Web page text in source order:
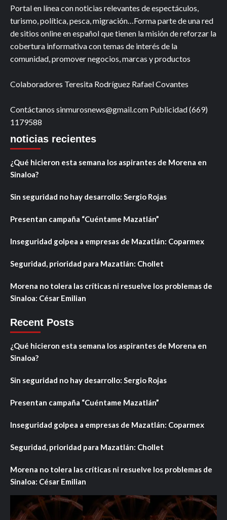
Portal en línea con noticias relevantes de espectáculos,
turismo, política, pesca, migración…Forma parte de una red
de sitios online en español que tienen la misión de reforzar la
cobertura informativa con temas de interés de la
comunidad, promover negocios, marcas y productos
Colaboradores Teresita Rodríguez Rafael Covantes
Contáctanos sinmurosnews@gmail.com Publicidad (669)
1179588
noticias recientes
¿Qué hicieron esta semana los aspirantes de Morena en
Sinaloa?
Sin seguridad no hay desarrollo: Sergio Rojas
Presentan campaña “Cuéntame Mazatlán”
Inseguridad golpea a empresas de Mazatlán: Coparmex
Seguridad, prioridad para Mazatlán: Chollet
Morena no tolera las críticas ni resuelve los problemas de
Sinaloa: César Emilian
Recent Posts
¿Qué hicieron esta semana los aspirantes de Morena en
Sinaloa?
Sin seguridad no hay desarrollo: Sergio Rojas
Presentan campaña “Cuéntame Mazatlán”
Inseguridad golpea a empresas de Mazatlán: Coparmex
Seguridad, prioridad para Mazatlán: Chollet
Morena no tolera las críticas ni resuelve los problemas de
Sinaloa: César Emilian